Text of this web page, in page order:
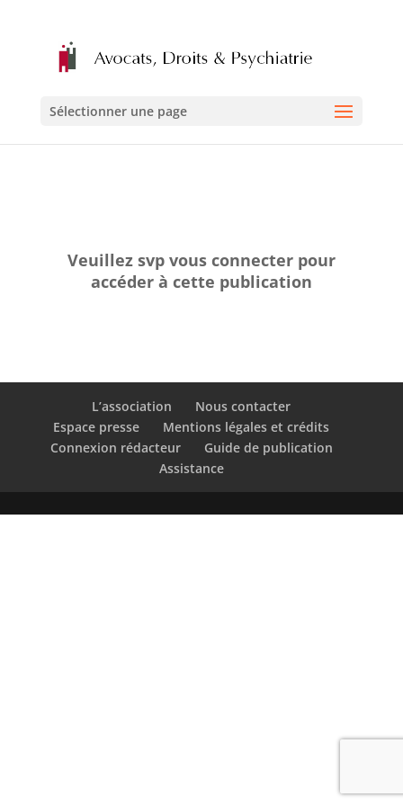
Sélectionner une page
Veuillez svp vous connecter pour
accéder à cette publication
L’association
Nous contacter
Espace presse
Mentions légales et crédits
Connexion rédacteur
Guide de publication
Assistance